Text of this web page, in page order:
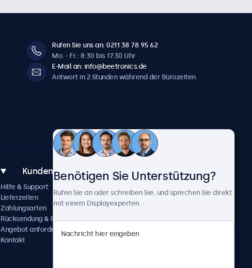
Rufen Sie uns an: 0211 38 78 95 62
Mo. - Fr.: 8:30 bis 17:30 Uhr
E-Mail an: info@beetronics.de
Antwort in 2 Stunden während der Bürozeiten
Kundenservice
Hilfe & Support
Lieferzeiten
Zahlungsarten
Rücksendung & Reparatur
Angebot anfordern
Kontakt
Über Beetronics
Neuigkeiten und Updates
Über uns
Karriere
Geschäftsbedingungen
Datenschutzerklärung
Benötigen Sie Unterstützung?
Rufen Sie an oder schreiben Sie, und sprechen Sie direkt
mit einem Displayexperten.